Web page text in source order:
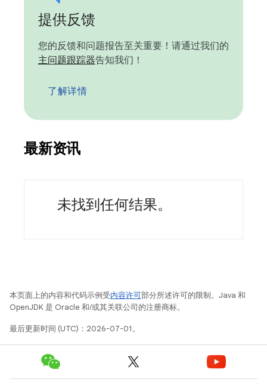
提供反馈
您的反馈和问题报告至关重要！请通过我们的
主问题跟踪器告知我们！
了解详情
最新资讯
未找到任何结果。
本页面上的内容和代码示例受内容许可部分所述许可的限制。Java 和
OpenJDK 是 Oracle 和/或其关联公司的注册商标。
最后更新时间 (UTC)：2026-07-01。